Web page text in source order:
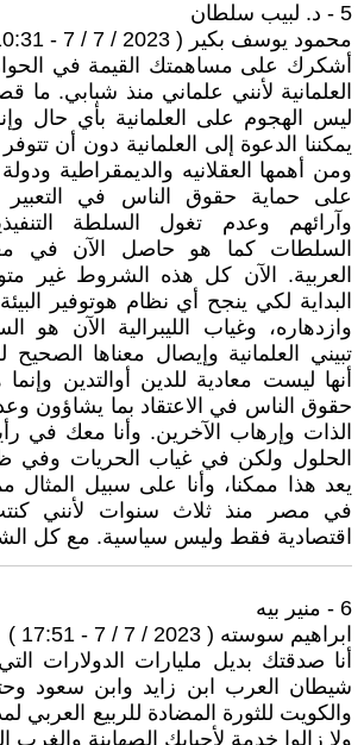
5 - د. لبيب سلطان
محمود يوسف بكير ( 2023 / 7 / 7 - 10:31 )
أشكرك على مساهمتك القيمة في
العلمانية لأنني علماني منذ شبابي. ما
ليس الهجوم على العلمانية بأي حال
يمكننا الدعوة إلى العلمانية دون أن
ومن أهمها العقلانيه والديمقراطية ودولة
على حماية حقوق الناس في التعبير
وآرائهم وعدم تغول السلطة
السلطات ‏كما هو حاصل الآن في
العربية. الآن كل هذه الشروط غير
البداية لكي ينجح أي نظام هوتوفير
وازدهاره، وغياب الليبرالية الآن
تبيني العلمانية وإيصال معناها
أنها ليست معادية للدين أوالتدين
حقوق الناس ‏في الاعتقاد بما يشاؤون
الذات وإرهاب الآخرين. وأنا معك في
الحلول ولكن في غياب الحريات وفي
يعد هذا ممكنا، وأنا على سبيل المثال
في مصر منذ ثلاث سنوات لأنني
اقتصادية فقط وليس سياسية. مع كل
6 - منير بيه
ابراهيم سوسته ( 2023 / 7 / 7 - 17:51 )
أنا صدقتك بديل مليارات الدولارات
شيطان العرب ابن زايد وابن سعود
والكويت للثورة المضادة للربيع العربي
ولا زالوا خدمة لأحبابك الصهاينة والغرب